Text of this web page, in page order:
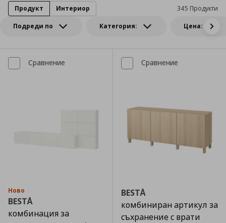
Подреди по Категория: Цена:
345 Продукти
Продукт Интериор
Сравнение
Ново
BESTÅ
комбинация за
Сравнение
BESTÅ
комбиниран артикул за
съхранение с врати